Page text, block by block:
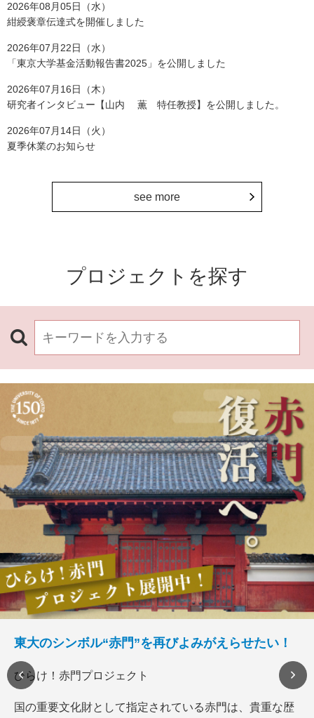
2026年08月05日（水）
紺綬褒章伝達式を開催しました
2026年07月22日（水）
「東京大学基金活動報告書2025」を公開しました
2026年07月16日（木）
研究者インタビュー【山内 薫 特任教授】を公開しました。
2026年07月14日（火）
夏季休業のお知らせ
see more
プロジェクトを探す
東大のシンボル“赤門”を再びよみがえらせたい！
ひらけ！赤門プロジェクト
国の重要文化財として指定されている赤門は、貴重な歴